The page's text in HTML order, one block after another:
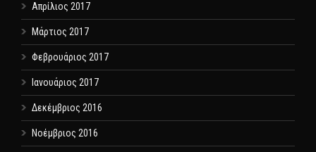
Απρίλιος 2017
Μάρτιος 2017
Φεβρουάριος 2017
Ιανουάριος 2017
Δεκέμβριος 2016
Νοέμβριος 2016